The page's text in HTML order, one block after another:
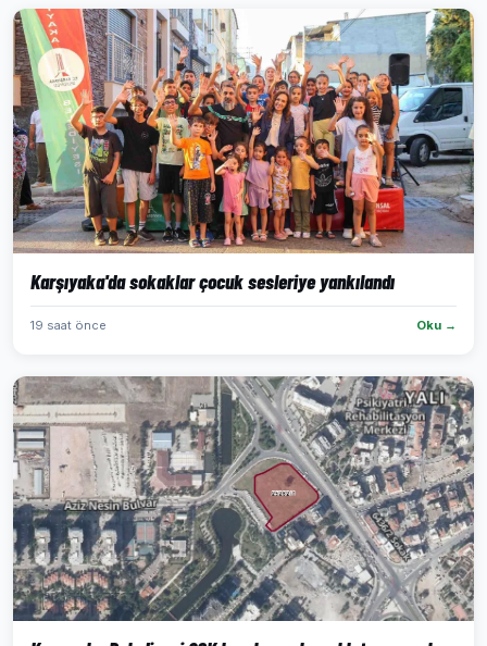
Karşıyaka'da sokaklar çocuk sesleriye yankılandı
19 saat önce Oku →